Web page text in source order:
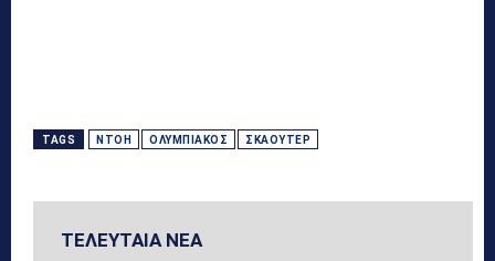
TAGS ΝΤΌΗ ΟΛΥΜΠΙΑΚΌΣ ΣΚΆΟΥΤΕΡ
ΤΕΛΕΥΤΑΙΑ ΝΕΑ